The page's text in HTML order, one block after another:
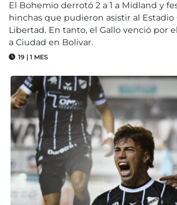
El Bohemio derrotó 2 a 1 a Midland y
hinchas que pudieron asistir al Estadio
Libertad. En tanto, el Gallo venció por
a Ciudad en Bolivar.
19 | 1 MES